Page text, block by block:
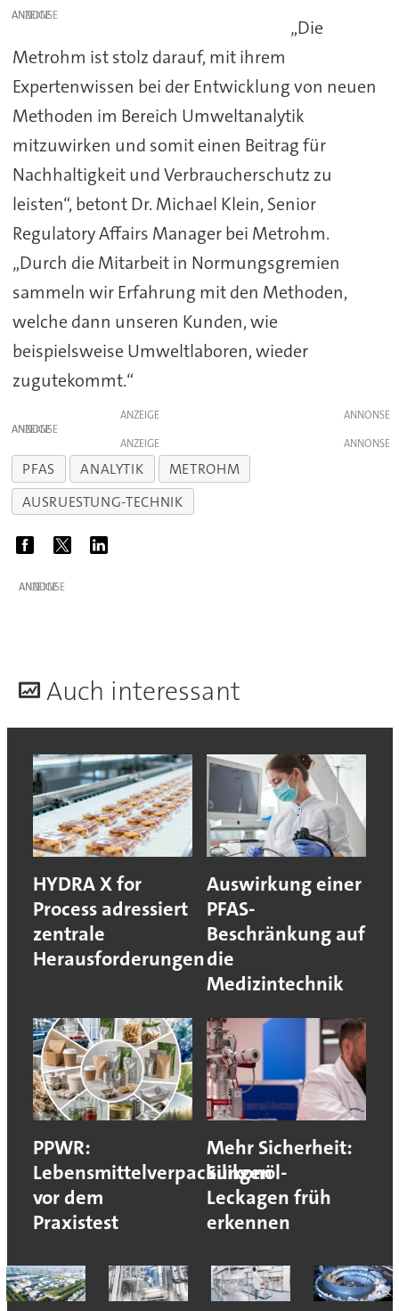
ANZEIGE
„Die
Metrohm ist stolz darauf, mit ihrem
Expertenwissen bei der Entwicklung von neuen
Methoden im Bereich Umweltanalytik
mitzuwirken und somit einen Beitrag für
Nachhaltigkeit und Verbraucherschutz zu
leisten“, betont Dr. Michael Klein, Senior
Regulatory Affairs Manager bei Metrohm.
„Durch die Mitarbeit in Normungsgremien
sammeln wir Erfahrung mit den Methoden,
welche dann unseren Kunden, wie
beispielsweise Umweltlaboren, wieder
zugutekommt.“
ANZEIGE
ANZEIGE
ANZEIGE
PFAS ANALYTIK
METROHM
AUSRUESTUNG-TECHNIK
ANZEIGE
Auch interessant
HYDRA X for
Process adressiert
zentrale
Herausforderungen
Auswirkung einer
PFAS-
Beschränkung auf
die
Medizintechnik
PPWR:
Lebensmittelverpackungen
vor dem
Praxistest
Mehr Sicherheit:
Silikonöl-
Leckagen früh
erkennen